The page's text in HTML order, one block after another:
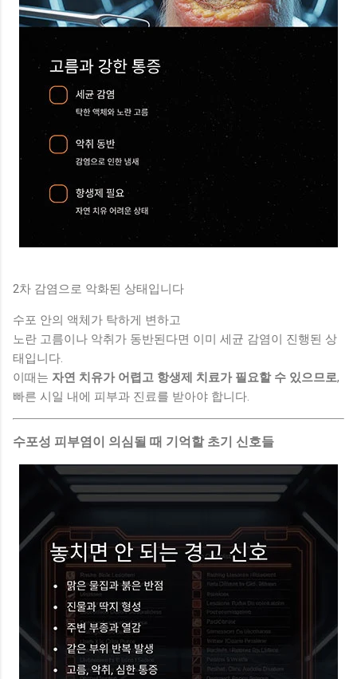
2차 감염으로 악화된 상태입니다
수포 안의 액체가 탁하게 변하고
노란 고름이나 악취가 동반된다면 이미 세균 감염이 진행된 상
태입니다.
이때는 자연 치유가 어렵고 항생제 치료가 필요할 수 있으므로,
빠른 시일 내에 피부과 진료를 받아야 합니다.
수포성 피부염이 의심될 때 기억할 초기 신호들